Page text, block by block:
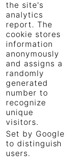
the site's
analytics
report. The
cookie stores
information
anonymously
and assigns a
randomly
generated
number to
recognize
unique
visitors.
Set by Google
to distinguish
users.